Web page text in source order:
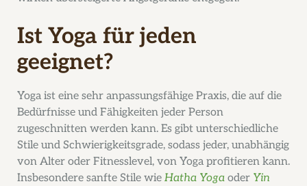
Ist Yoga für jeden
geeignet?
Yoga ist eine sehr anpassungsfähige Praxis, die auf die
Bedürfnisse und Fähigkeiten jeder Person
zugeschnitten werden kann. Es gibt unterschiedliche
Stile und Schwierigkeitsgrade, sodass jeder, unabhängig
von Alter oder Fitnesslevel, von Yoga profitieren kann.
Insbesondere sanfte Stile wie Hatha Yoga oder Yin